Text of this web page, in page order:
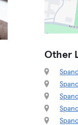
Other